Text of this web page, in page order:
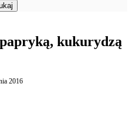
kukurydzą
2016